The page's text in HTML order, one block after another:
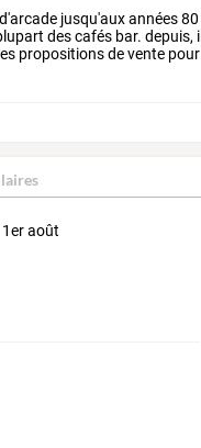
d'arcade jusqu'auxannées80
descafés bar. depuis, il
les propositionsdevente pour
août